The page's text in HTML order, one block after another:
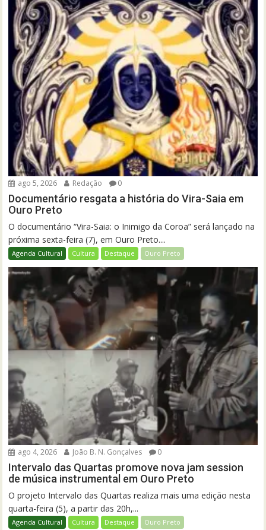
ago 5, 2026 Redação 0
Documentário resgata a história do Vira-Saia em
Ouro Preto
O documentário “Vira-Saia: o Inimigo da Coroa” será lançado na
próxima sexta-feira (7), em Ouro Preto....
Agenda Cultural Cultura Destaque Ouro Preto
ago 4, 2026 João B. N. Gonçalves 0
Intervalo das Quartas promove nova jam session
de música instrumental em Ouro Preto
O projeto Intervalo das Quartas realiza mais uma edição nesta
quarta-feira (5), a partir das 20h,...
Agenda Cultural Cultura Destaque Ouro Preto